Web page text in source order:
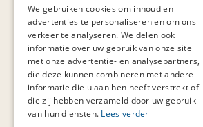
Ik ga akkoord met
We gebruiken cookies om inhoud en
advertenties te personaliseren en om ons
verkeer te analyseren. We delen ook
informatie over uw gebruik van onze site
met onze advertentie- en analysepartners,
die deze kunnen combineren met andere
informatie die u aan hen heeft verstrekt of
die zij hebben verzameld door uw gebruik
van hun diensten. Lees verder